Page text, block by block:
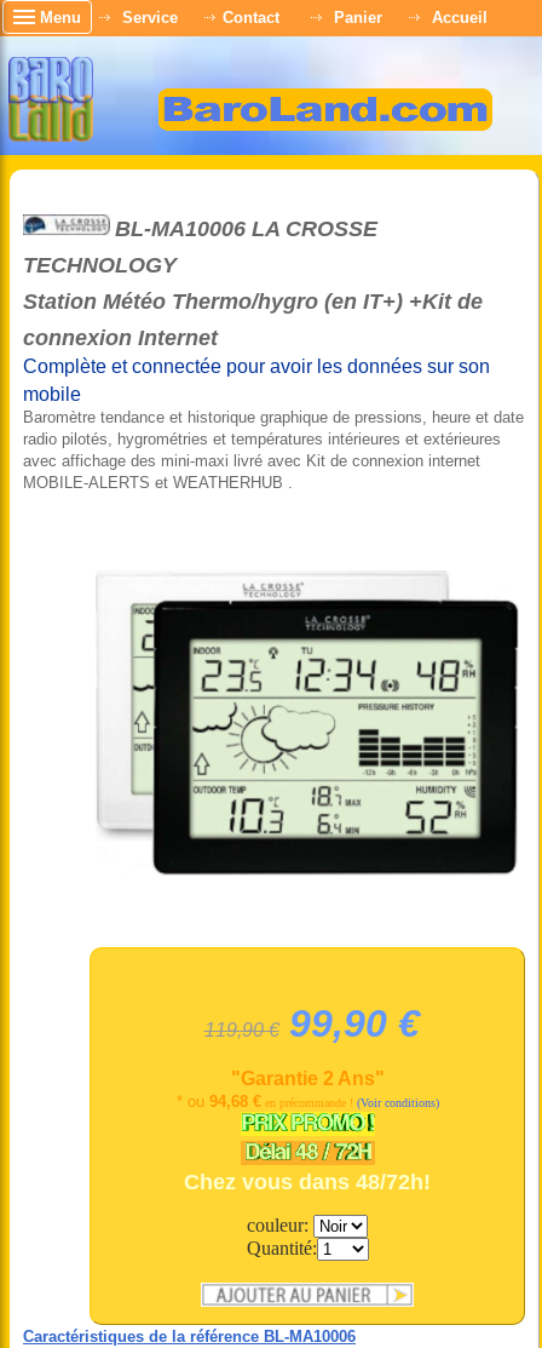
Menu Service Contact Panier Accueil
BL-MA10006 LA CROSSE
TECHNOLOGY
Station Météo Thermo/hygro (en IT+) +Kit de
connexion Internet
Complète et connectée pour avoir les données sur son
mobile
Baromètre tendance et historique graphique de pressions, heure et date
radio pilotés, hygrométries et températures intérieures et extérieures
avec affichage des mini-maxi livré avec Kit de connexion internet
MOBILE-ALERTS et WEATHERHUB .
119,90 € 99,90 €
"Garantie 2 Ans"
* ou 94,68 €en précommande ! (Voir conditions)
Chez vous dans 48/72h!
couleur:
Quantité:
Caractéristiques de la référence BL-MA10006